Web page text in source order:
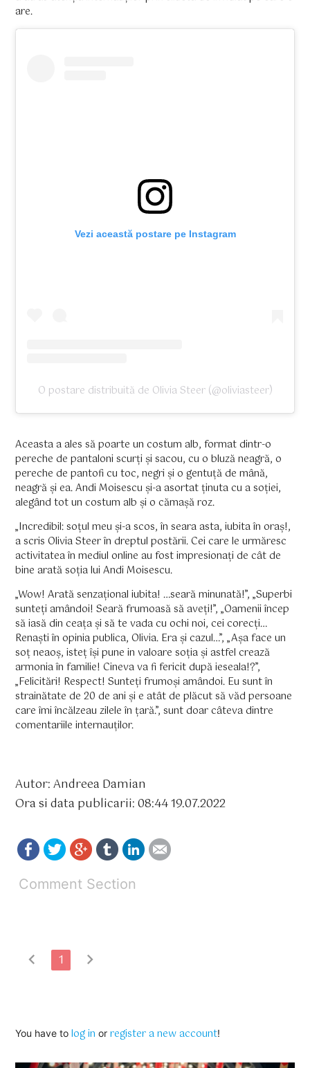
are.
Vezi această postare pe Instagram
O postare distribuită de Olivia Steer (@oliviasteer)
Aceasta a ales să poarte un costum alb, format dintr-o
pereche de pantaloni scurți și sacou, cu o bluză neagră, o
pereche de pantofi cu toc, negri și o gentuță de mână,
neagră și ea. Andi Moisescu și-a asortat ținuta cu a soției,
alegând tot un costum alb și o cămașă roz.
„Incredibil: soțul meu și-a scos, în seara asta, iubita în oraș!,
a scris Olivia Steer în dreptul postării. Cei care le urmăresc
activitatea în mediul online au fost impresionați de cât de
bine arată soția lui Andi Moisescu.
„Wow! Arată senzațional iubita! …seară minunată!”, „Superbi
sunteți amândoi! Seară frumoasă să aveți!”, „Oamenii încep
să iasă din ceața și să te vada cu ochi noi, cei corecți…
Renaști în opinia publica, Olivia. Era și cazul…”, „Așa face un
soț neaoș, isteț își pune in valoare soția și astfel crează
armonia în familie! Cineva va fi fericit după ieseala!?”,
„Felicitări! Respect! Sunteți frumoși amândoi. Eu sunt în
strainătate de 20 de ani și e atât de plăcut să văd persoane
care îmi încălzeau zilele în țară.”, sunt doar câteva dintre
comentariile internauților.
Autor: Andreea Damian
Ora si data publicarii: 08:44 19.07.2022
Comment Section
chevron_left 1 chevron_right
You have tolog in orregister a new account!